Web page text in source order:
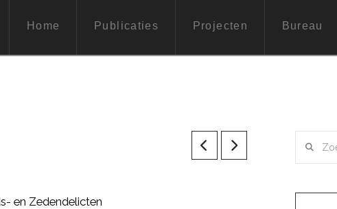
Home Publicaties Projecten Bureau
en Zedendelicten